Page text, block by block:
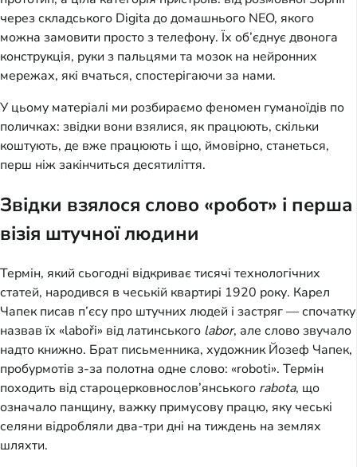
через складського Digita до домашнього NEO, якого
можна замовити просто з телефону. Їх об’єднує двонога
конструкція, руки з пальцями та мозок на нейронних
мережах, які вчаться, спостерігаючи за нами.
У цьому матеріалі ми розбираємо феномен гуманоїдів по
поличках: звідки вони взялися, як працюють, скільки
коштують, де вже працюють і що, ймовірно, станеться,
перш ніж закінчиться десятиліття.
Звідки взялося слово «робот» і перша
візія штучної людини
Термін, який сьогодні відкриває тисячі технологічних
статей, народився в чеській квартирі 1920 року. Карел
Чапек писав п’єсу про штучних людей і застряг — спочатку
назвав їх «laboři» від латинського labor, але слово звучало
надто книжно. Брат письменника, художник Йозеф Чапек,
пробурмотів з-за полотна одне слово: «roboti». Термін
походить від староцерковнослов’янського rabota, що
означало панщину, важку примусову працю, яку чеські
селяни відробляли два-три дні на тиждень на землях
шляхти.